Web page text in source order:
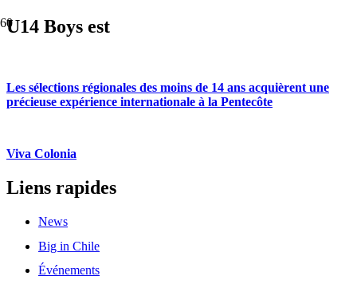
U14 Boys est
Les sélections régionales des moins de 14 ans acquièrent une
précieuse expérience internationale à la Pentecôte
Viva Colonia
Liens rapides
News
Big in Chile
Événements